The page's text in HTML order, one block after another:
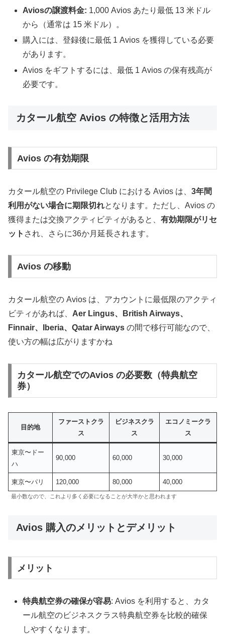
Aviosの譲渡料金: 1,000 Avios あたり最低 13 米ドル
から（通常は 15 米ドル）。
購入には、登録後に最低 1 Avios を獲得している必要
があります。
Avios をギフトするには、最低 1 Avios の保有残高が
必要です。
カタール航空 Avios の特徴と活用方法
Avios の有効期限
カタール航空の Privilege Club における Avios は、 3年間
利用がない場合に期限切れとなります。ただし、Avios の
獲得または交換アクティビティがあると、 有効期限がリセ
ット され、さらに36か月延長されます。
Avios の移動
カタール航空の Avios は、アカウントに最低限のアクティ
ビティがあれば、 Aer Lingus、British Airways、
Finnair、Iberia、Qatar Airways の間で移行可能なので、
使い方の幅は広がりますかね
カタール航空でのAvios の必要数（特典航空
券）
目的地
ファーストクラ
ス
ビジネスクラ
ス
エコノミークラ
ス
東京〜ドー
ハ
90,000 60,000 30,000
東京〜パリ 120,000 80,000 40,000
最小数なので、これより多く必要になることが大半かと思われます
Avios 購入のメリットとデメリット
メリット
特典航空券の確保が容易: Avios を利用すると、カタ
ール航空のビジネスクラス特典航空券を比較的確保
しやすくなります。